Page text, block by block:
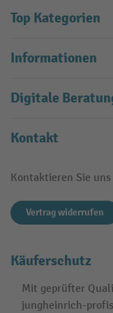
Top Kategorien
Informationen
Digitale
Kontakt
Kontaktieren Sie
Vertrag widerrufen
Käuferschutz
Mit geprüfter
jungheinrich-